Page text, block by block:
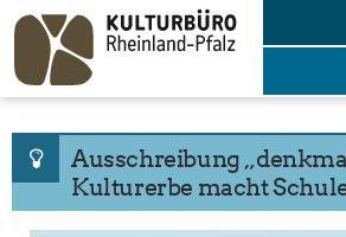
Skip
content
Ausschreibung
Kulturerbe macht